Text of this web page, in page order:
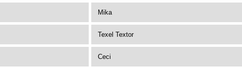
Mika
Texel Textor
Ceci